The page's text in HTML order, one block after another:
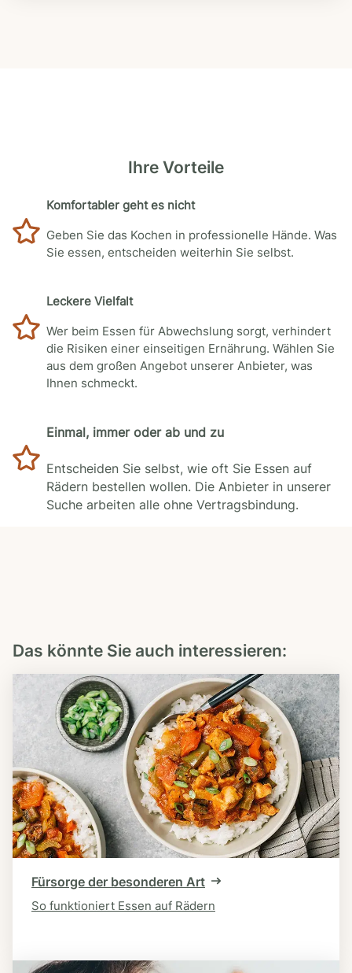
Ihre Vorteile
Komfortabler geht es nicht
Geben Sie das Kochen in professionelle Hände. Was
Sie essen, entscheiden weiterhin Sie selbst.
Leckere Vielfalt
Wer beim Essen für Abwechslung sorgt, verhindert
die Risiken einer einseitigen Ernährung. Wählen Sie
aus dem großen Angebot unserer Anbieter, was
Ihnen schmeckt.
Einmal, immer oder ab und zu
Entscheiden Sie selbst, wie oft Sie Essen auf
Rädern bestellen wollen. Die Anbieter in unserer
Suche arbeiten alle ohne Vertragsbindung.
Das könnte Sie auch interessieren:
Fürsorge der besonderen Art
So funktioniert Essen auf Rädern